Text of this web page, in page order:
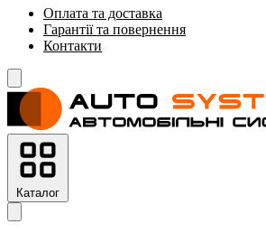
Оплата та доставка
Гарантії та повернення
Контакти
Каталог